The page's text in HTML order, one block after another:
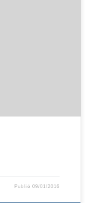
Publié09/01/2016